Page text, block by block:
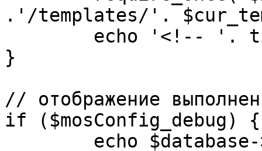
.'/templates/'.
}
// отображение
if ($mosConfig_debug) {